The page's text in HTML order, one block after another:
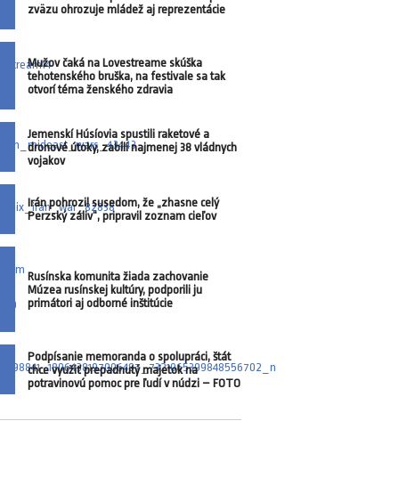
zväzu ohrozuje mládež aj reprezentácie
Mužov čaká na Lovestreame skúška
tehotenského bruška, na festivale sa tak
otvorí téma ženského zdravia
Jemenskí Húsíovia spustili raketové a
dronové útoky, zabili najmenej 38 vládnych
vojakov
Irán pohrozil susedom, že „zhasne celý
Perzský záliv“, pripravil zoznam cieľov
Rusínska komunita žiada zachovanie
Múzea rusínskej kultúry, podporili ju
primátori aj odborné inštitúcie
Podpísanie memoranda o spolupráci, štát
chce využiť prepadnutý majetok na
potravinovú pomoc pre ľudí v núdzi – FOTO